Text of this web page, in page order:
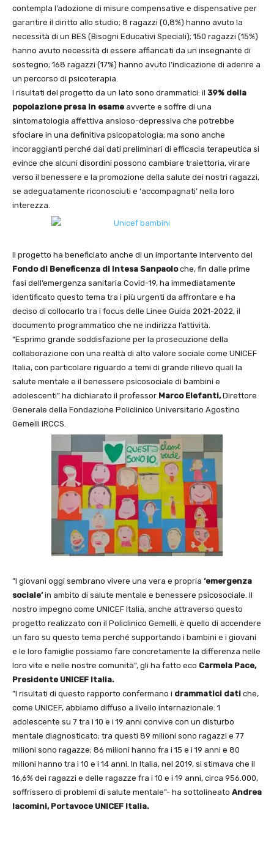
contempla l’adozione di misure compensative e dispensative per
garantire il diritto allo studio; 8 ragazzi (0,8%) hanno avuto la
necessità di un BES (Bisogni Educativi Speciali); 150 ragazzi (15%)
hanno avuto necessità di essere affiancati da un insegnante di
sostegno; 168 ragazzi (17%) hanno avuto l’indicazione di aderire a
un percorso di psicoterapia.
I risultati del progetto da un lato sono drammatici: il 39% della
popolazione presa in esame avverte e soffre di una
sintomatologia affettiva ansioso-depressiva che potrebbe
sfociare in una definitiva psicopatologia; ma sono anche
incoraggianti perché dai dati preliminari di efficacia terapeutica si
evince che alcuni disordini possono cambiare traiettoria, virare
verso il benessere e la promozione della salute dei nostri ragazzi,
se adeguatamente riconosciuti e ‘accompagnati’ nella loro
interezza.
Il progetto ha beneficiato anche di un importante intervento del
Fondo di Beneficenza di Intesa Sanpaoloche, fin dalle prime
fasi dell’emergenza sanitaria Covid-19, ha immediatamente
identificato questo tema tra i più urgenti da affrontare e ha
deciso di collocarlo tra i focus delle Linee Guida 2021-2022, il
documento programmatico che ne indirizza l’attività.
“Esprimo grande soddisfazione per la prosecuzione della
collaborazione con una realtà di alto valore sociale come UNICEF
Italia, con particolare riguardo a temi di grande rilievo quali la
salute mentale e il benessere psicosociale di bambini e
adolescenti” ha dichiarato il professor Marco Elefanti,Direttore
Generale della Fondazione Policlinico Universitario Agostino
Gemelli IRCCS.
”I giovani oggi sembrano vivere una vera e propria ‘emergenza
sociale’in ambito di salute mentale e benessere psicosociale. Il
nostro impegno come UNICEF Italia, anche attraverso questo
progetto realizzato con il Policlinico Gemelli, è quello di accendere
un faro su questo tema perché supportando i bambini e i giovani
e le loro famiglie possiamo fare concretamente la differenza nelle
loro vite e nelle nostre comunità”, gli ha fatto eco Carmela Pace,
Presidente UNICEF Italia.
”I risultati di questo rapporto confermano i drammatici dati che,
come UNICEF, abbiamo diffuso a livello internazionale: 1
adolescente su 7 tra i 10 e i 19 anni convive con un disturbo
mentale diagnosticato; tra questi 89 milioni sono ragazzi e 77
milioni sono ragazze; 86 milioni hanno fra i 15 e i 19 anni e 80
milioni hanno tra i 10 e i 14 anni. In Italia, nel 2019, si stimava che il
16,6% dei ragazzi e delle ragazze fra i 10 e i 19 anni, circa 956.000,
soffrissero di problemi di salute mentale”- ha sottolineato Andrea
Iacomini, Portavoce UNICEF Italia.